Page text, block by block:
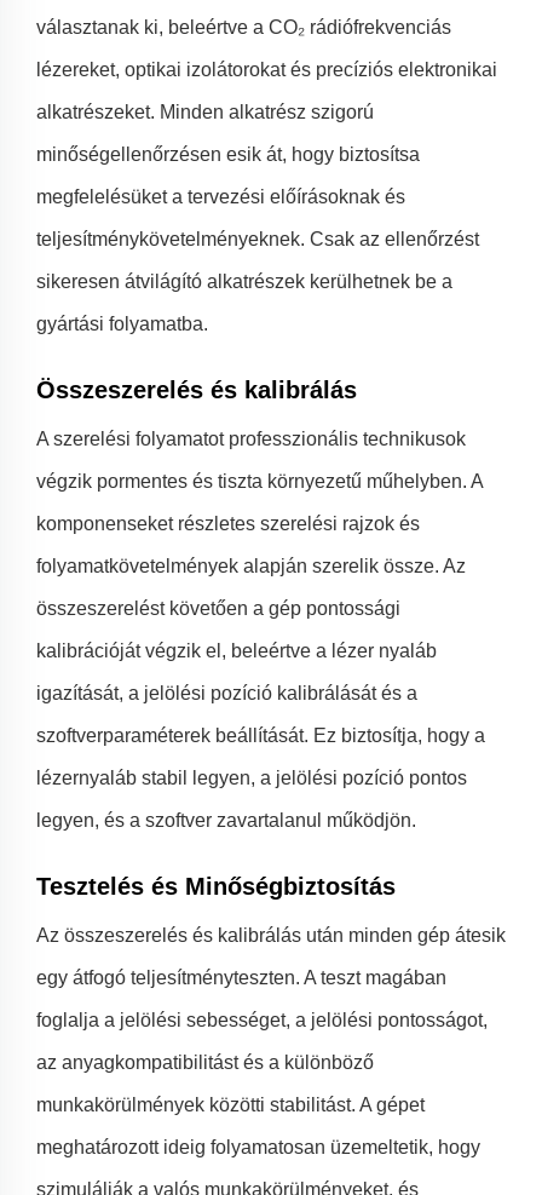
választanak ki, beleértve a CO₂ rádiófrekvenciás
lézereket, optikai izolátorokat és precíziós elektronikai
alkatrészeket. Minden alkatrész szigorú
minőségellenőrzésen esik át, hogy biztosítsa
megfelelésüket a tervezési előírásoknak és
teljesítménykövetelményeknek. Csak az ellenőrzést
sikeresen átvilágító alkatrészek kerülhetnek be a
gyártási folyamatba.
Összeszerelés és kalibrálás
A szerelési folyamatot professzionális technikusok
végzik pormentes és tiszta környezetű műhelyben. A
komponenseket részletes szerelési rajzok és
folyamatkövetelmények alapján szerelik össze. Az
összeszerelést követően a gép pontossági
kalibrációját végzik el, beleértve a lézer nyaláb
igazítását, a jelölési pozíció kalibrálását és a
szoftverparaméterek beállítását. Ez biztosítja, hogy a
lézernyaláb stabil legyen, a jelölési pozíció pontos
legyen, és a szoftver zavartalanul működjön.
Tesztelés és Minőségbiztosítás
Az összeszerelés és kalibrálás után minden gép átesik
egy átfogó teljesítményteszten. A teszt magában
foglalja a jelölési sebességet, a jelölési pontosságot,
az anyagkompatibilitást és a különböző
munkakörülmények közötti stabilitást. A gépet
meghatározott ideig folyamatosan üzemeltetik, hogy
szimulálják a valós munkakörülményeket, és